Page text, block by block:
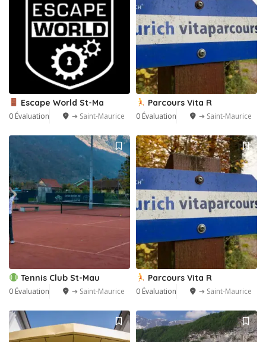
Escape World St-Ma
0 Évaluation ➔ Saint-Maurice
Parcours Vita R
0 Évaluation ➔ Saint-Maurice
Tennis Club St-Mau
0 Évaluation ➔ Saint-Maurice
Parcours Vita R
0 Évaluation ➔ Saint-Maurice